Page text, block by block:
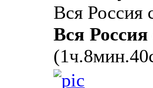
Вся Россия
Вся